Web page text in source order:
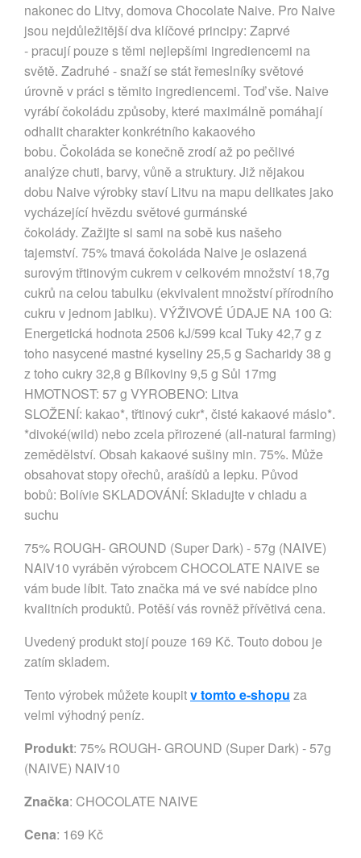
nakonec do Litvy, domova Chocolate Naive. Pro Naive
jsou nejdůležitější dva klíčové principy: Zaprvé
- pracují pouze s těmi nejlepšími ingrediencemi na
světě. Zadruhé - snaží se stát řemeslníky světové
úrovně v práci s těmito ingrediencemi. Toď vše. Naive
vyrábí čokoládu způsoby, které maximálně pomáhají
odhalit charakter konkrétního kakaového
bobu. Čokoláda se konečně zrodí až po pečlivé
analýze chuti, barvy, vůně a struktury. Již nějakou
dobu Naive výrobky staví Litvu na mapu delikates jako
vycházející hvězdu světové gurmánské
čokolády. Zažijte si sami na sobě kus našeho
tajemství. 75% tmavá čokoláda Naive je oslazená
surovým třtinovým cukrem v celkovém množství 18,7g
cukrů na celou tabulku (ekvivalent množství přírodního
cukru v jednom jablku). VÝŽIVOVÉ ÚDAJE NA 100 G:
Energetická hodnota 2506 kJ/599 kcal Tuky 42,7 g z
toho nasycené mastné kyseliny 25,5 g Sacharidy 38 g
z toho cukry 32,8 g Bílkoviny 9,5 g Sůl 17mg
HMOTNOST: 57 g VYROBENO: Litva
SLOŽENÍ: kakao*, třtinový cukr*, čisté kakaové máslo*.
*divoké(wild) nebo zcela přirozené (all-natural farming)
zemědělství. Obsah kakaové sušiny min. 75%. Může
obsahovat stopy ořechů, arašídů a lepku. Původ
bobů: Bolívie SKLADOVÁNÍ: Skladujte v chladu a
suchu
75% ROUGH- GROUND (Super Dark) - 57g (NAIVE)
NAIV10 vyráběn výrobcem CHOCOLATE NAIVE se
vám bude líbit. Tato značka má ve své nabídce plno
kvalitních produktů. Potěší vás rovněž přívětivá cena.
Uvedený produkt stojí pouze 169 Kč. Touto dobou je
zatím skladem.
Tento výrobek můžete koupitv tomto e-shopu za
velmi výhodný peníz.
Produkt: 75% ROUGH- GROUND (Super Dark) - 57g
(NAIVE) NAIV10
Značka: CHOCOLATE NAIVE
Cena: 169 Kč